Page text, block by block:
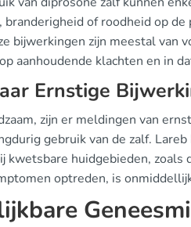
of roodheid op
bijwerkingen zijn meestal van
aanhoudende klachten en in
Ernstige
zijn er meldingen van
gebruik van de zalf.
kwetsbare huidgebieden,
optreden, is